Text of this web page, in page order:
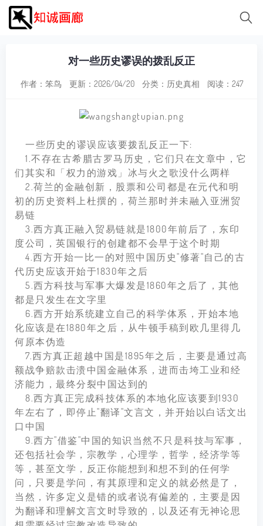
对一些历史谬误的拨乱反正
作者：笨鸟 更新：2026/04/20 分类： 历史真相 阅读：247
一些历史的谬误应该要拨乱反正一下:
1.不存在古希腊古罗马历史，它们只在文章中，它
们其实和「权力的游戏」冰与火之歌没什么两样
2.荷兰的金融创新，股票和公司都是在元代和明
初的历史资料上杜撰的，荷兰那时并未融入亚洲贸
易链
3.西方真正融入贸易链就是1800年前后了，东印
度公司，英国银行的创建都不会早于这个时期
4.西方开始一比一的对照中国历史"修著"自己的古
代历史应该开始于1830年之后
5.西方科技与军事大爆发是1860年之后了，其他
都是只发生在文字里
6.西方开始系统建立自己的科学体系，开始本地
化应该是在1880年之后，从牛顿手稿到欧几里得几
何原本伪造
7.西方真正超越中国是1895年之后，主要是通过高
额战争赔款击溃中国金融体系，进而击垮工业和经
济能力，最终分裂中国达到的
8.西方真正完成科技体系的本地化应该要到1930
年左右了，即停止"翻译"文言文，并开始以白话文出
口中国
9.西方"借鉴"中国的知识当然不只是科技与军事，
还包括社会学，宗教学，心理学，哲学，经济学等
等，甚至文学，反正你能想到和想不到的任何学
问，只要是学问，有其原理和定义的就必然是了，
当然，许多定义是错的或者说有偏差的，主要是因
为翻译和理解文言文时导致的，以及还有无神论思